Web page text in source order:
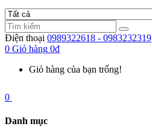
Điện thoại 0989322618 - 0983232319
0 Giỏ hàng 0đ
Giỏ hàng của bạn trống!
0
Danh mục